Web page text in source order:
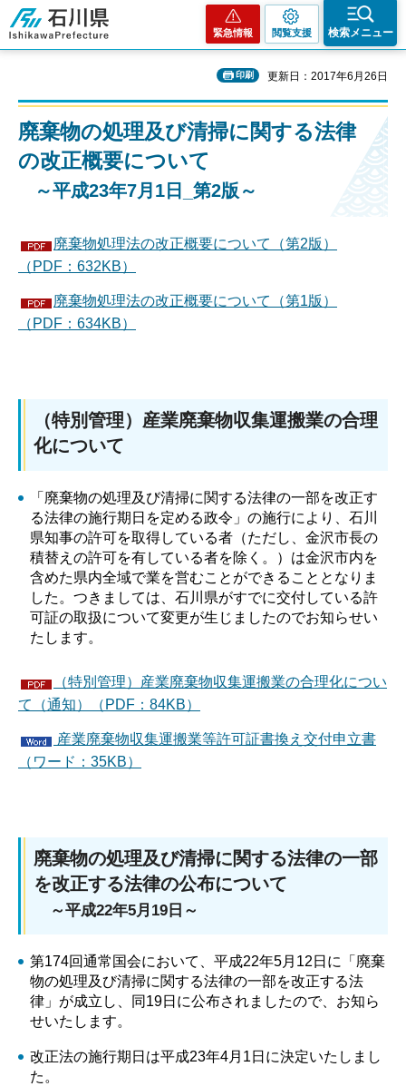
石川県
緊急情報 閲覧支援 検索メニュー
印刷 更新日：2017年6月26日
廃棄物の処理及び清掃に関する法律
の改正概要について
～平成23年7月1日_第2版～
廃棄物処理法の改正概要について（第2版）
（PDF：632KB）
廃棄物処理法の改正概要について（第1版）
（PDF：634KB）
（特別管理）産業廃棄物収集運搬業の合理
化について
「廃棄物の処理及び清掃に関する法律の一部を改正す
る法律の施行期日を定める政令」の施行により、石川
県知事の許可を取得している者（ただし、金沢市長の
積替えの許可を有している者を除く。）は金沢市内を
含めた県内全域で業を営むことができることとなりま
した。つきましては、石川県がすでに交付している許
可証の取扱について変更が生じましたのでお知らせい
たします。
（特別管理）産業廃棄物収集運搬業の合理化につい
て（通知）（PDF：84KB）
産業廃棄物収集運搬業等許可証書換え交付申立書
（ワード：35KB）
廃棄物の処理及び清掃に関する法律の一部
を改正する法律の公布について
～平成22年5月19日～
第174回通常国会において、平成22年5月12日に「廃棄
物の処理及び清掃に関する法律の一部を改正する法
律」が成立し、同19日に公布されましたので、お知ら
せいたします。
改正法の施行期日は平成23年4月1日に決定いたしまし
た。